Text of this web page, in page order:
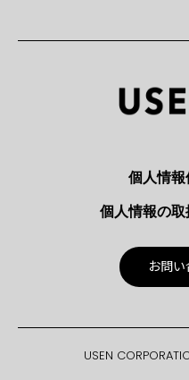
個人情報
個人情報の
お問い
USEN